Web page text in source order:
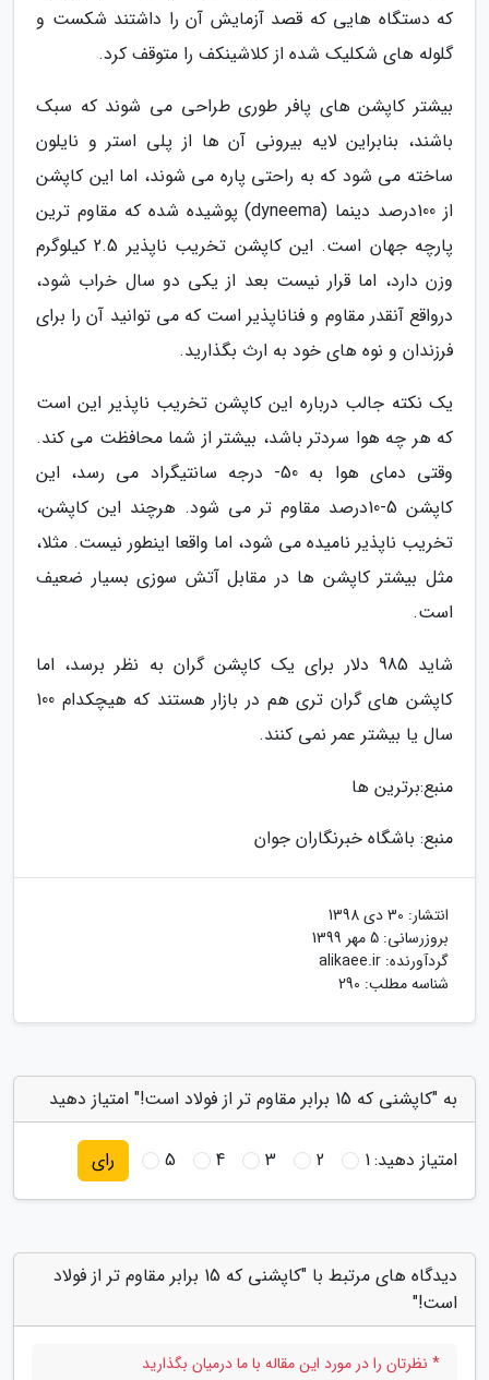
که دستگاه هایی که قصد آزمایش آن را داشتند شکست و
گلوله های شکلیک شده از کلاشینکف را متوقف کرد.
بیشتر کاپشن های پافر طوری طراحی می شوند که سبک
باشند، بنابراین لایه بیرونی آن ها از پلی استر و نایلون
ساخته می شود که به راحتی پاره می شوند، اما این کاپشن
از 100درصد دینما (dyneema) پوشیده شده که مقاوم ترین
پارچه جهان است. این کاپشن تخریب ناپذیر 2.5 کیلوگرم
وزن دارد، اما قرار نیست بعد از یکی دو سال خراب شود،
درواقع آنقدر مقاوم و فناناپذیر است که می توانید آن را برای
فرزندان و نوه های خود به ارث بگذارید.
یک نکته جالب درباره این کاپشن تخریب ناپذیر این است
که هر چه هوا سردتر باشد، بیشتر از شما محافظت می کند.
وقتی دمای هوا به 50- درجه سانتیگراد می رسد، این
کاپشن 5-10درصد مقاوم تر می شود. هرچند این کاپشن،
تخریب ناپذیر نامیده می شود، اما واقعا اینطور نیست. مثلا،
مثل بیشتر کاپشن ها در مقابل آتش سوزی بسیار ضعیف
است.
شاید 985 دلار برای یک کاپشن گران به نظر برسد، اما
کاپشن های گران تری هم در بازار هستند که هیچکدام 100
سال یا بیشتر عمر نمی کنند.
منبع:برترین ها
منبع: باشگاه خبرنگاران جوان
انتشار: 30 دی 1398
بروزرسانی: 5 مهر 1399
گردآورنده: alikaee.ir
شناسه مطلب: 290
به "کاپشنی که 15 برابر مقاوم تر از فولاد است!" امتیاز دهید
امتیاز دهید:1
2
3
4
5 رای
دیدگاه های مرتبط با "کاپشنی که 15 برابر مقاوم تر از فولاد
است!"
* نظرتان را در مورد این مقاله با ما درمیان بگذارید